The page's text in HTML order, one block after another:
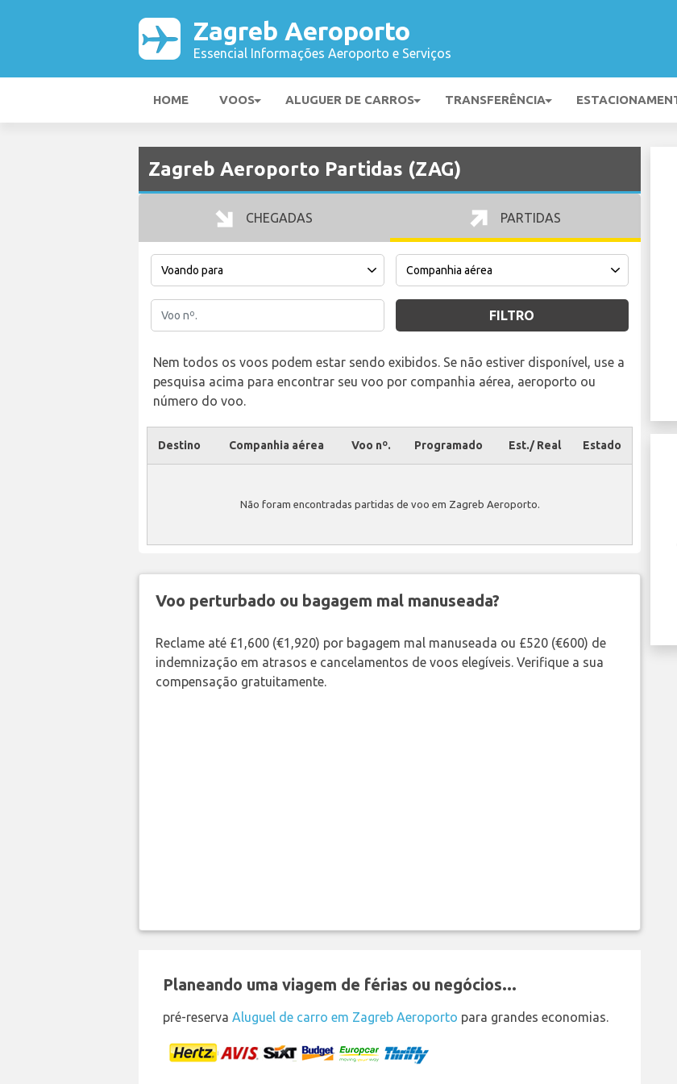
Zagreb Aeroporto
Essencial Informações Aeroporto e Serviços
HOME VOOS ALUGUER DE CARROS TRANSFERÊNCIA
Zagreb Aeroporto Partidas (ZAG)
CHEGADAS PARTIDAS
FILTRO
Nem todos os voos podem estar sendo exibidos. Se não estiver disponível, use a
pesquisa acima para encontrar seu voo por companhia aérea, aeroporto ou
número do voo.
Destino Companhia aérea Voo nº. Programado Est./ Real Estado
Não foram encontradas partidas de voo em Zagreb Aeroporto.
Voo perturbado ou bagagem mal manuseada?
Reclame até £1,600 (€1,920) por bagagem mal manuseada ou £520 (€600) de
indemnização em atrasos e cancelamentos de voos elegíveis. Verifique a sua
compensação gratuitamente.
Planeando uma viagem de férias ou negócios...
pré-reserva Aluguel de carro em Zagreb Aeroporto para grandes economias.